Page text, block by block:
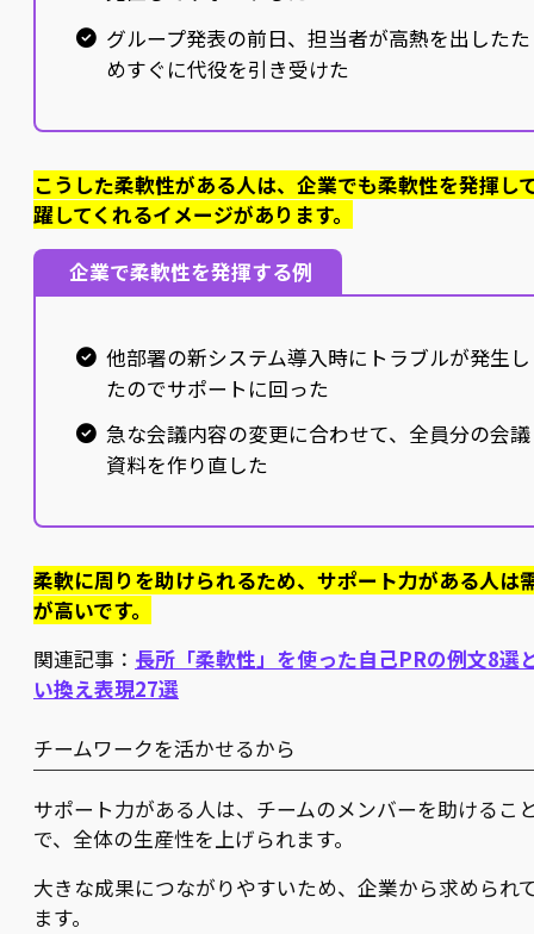
グループ発表の前日、担当者が高熱を出したた
めすぐに代役を引き受けた
こうした柔軟性がある人は、企業でも柔軟性を発揮し
躍してくれるイメージがあります。
企業で柔軟性を発揮する例
他部署の新システム導入時にトラブルが発生し
たのでサポートに回った
急な会議内容の変更に合わせて、全員分の会議
資料を作り直した
柔軟に周りを助けられるため、サポート力がある人は
が高いです。
関連記事： 長所「柔軟性」を使った自己PRの例文8選
い換え表現27選
チームワークを活かせるから
サポート力がある人は、チームのメンバーを助けるこ
で、全体の生産性を上げられます。
大きな成果につながりやすいため、企業から求められ
ます。